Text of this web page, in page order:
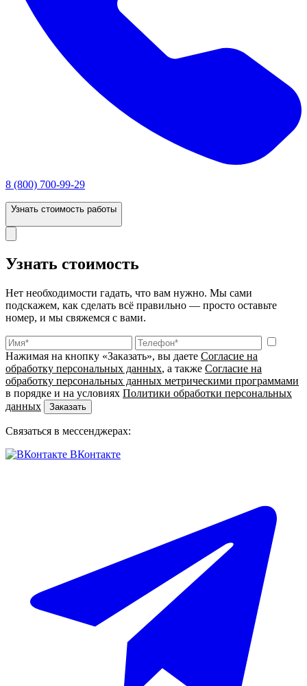
8 (800) 700-99-29
Узнать стоимость работы
Узнать стоимость
Нет необходимости гадать, что вам нужно. Мы сами
подскажем, как сделать всё правильно — просто оставьте
номер, и мы свяжемся с вами.
Нажимая на кнопку «Заказать», вы даете Согласие на
обработку персональных данных, а также Согласие на
обработку персональных данных метрическими программами
в порядке и на условиях Политики обработки персональных
данных
Заказать
Связаться в мессенджерах:
ВКонтакте